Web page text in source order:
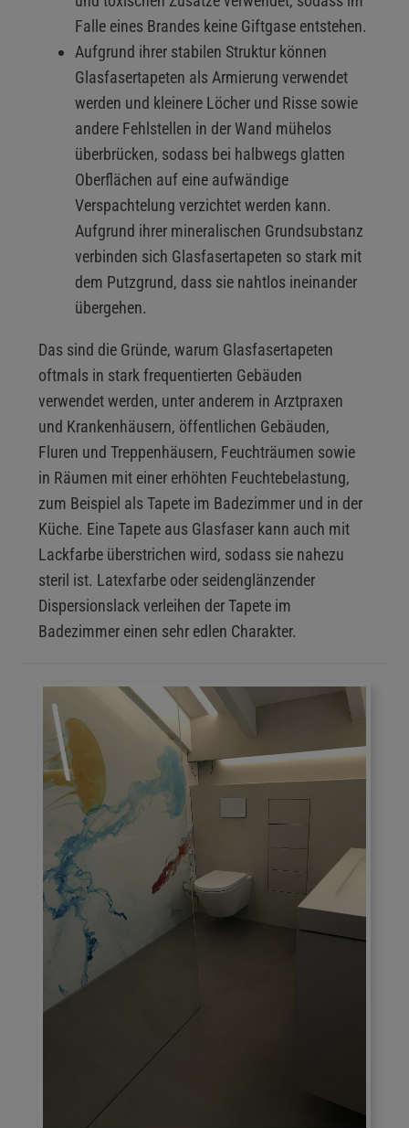
Falle eines Brandes keine Giftgase entstehen.
Aufgrund ihrer stabilen Struktur können
Glasfasertapeten als Armierung verwendet
werden und kleinere Löcher und Risse sowie
andere Fehlstellen in der Wand mühelos
überbrücken, sodass bei halbwegs glatten
Oberflächen auf eine aufwändige
Verspachtelung verzichtet werden kann.
Aufgrund ihrer mineralischen Grundsubstanz
verbinden sich Glasfasertapeten so stark mit
dem Putzgrund, dass sie nahtlos ineinander
übergehen.
Das sind die Gründe, warum Glasfasertapeten
oftmals in stark frequentierten Gebäuden
verwendet werden, unter anderem in Arztpraxen
und Krankenhäusern, öffentlichen Gebäuden,
Fluren und Treppenhäusern, Feuchträumen sowie
in Räumen mit einer erhöhten Feuchtebelastung,
zum Beispiel als Tapete im Badezimmer und in der
Küche. Eine Tapete aus Glasfaser kann auch mit
Lackfarbe überstrichen wird, sodass sie nahezu
steril ist. Latexfarbe oder seidenglänzender
Dispersionslack verleihen der Tapete im
Badezimmer einen sehr edlen Charakter.